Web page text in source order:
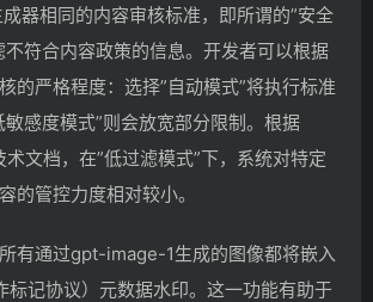
器相同的内容审核标准，即所谓的”安全
不符合内容政策的信息。开发者可以根据
的严格程度：选择”自动模式”将执行标准
敏感度模式”则会放宽部分限制。根据
文档，在”低过滤模式”下，系统对特定
的管控力度相对较小。
有通过gpt-image-1生成的图像都将嵌入
标记协议）元数据水印。这一功能有助于